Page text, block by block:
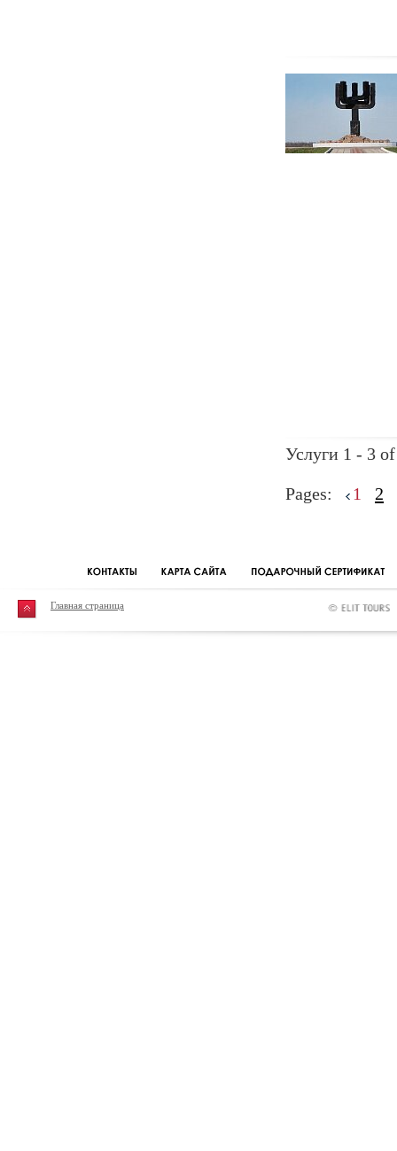
Услуги 1 - 3
Pages: 1 2
Главная страница